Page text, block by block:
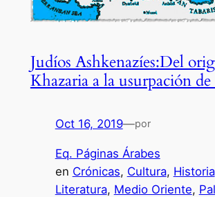
Judíos Ashkenazíes:Del
Khazaria a la usurpación de
Oct 16, 2019—por
Eq. Páginas Árabes
en Crónicas, Cultura, Historia
Literatura, Medio Oriente,